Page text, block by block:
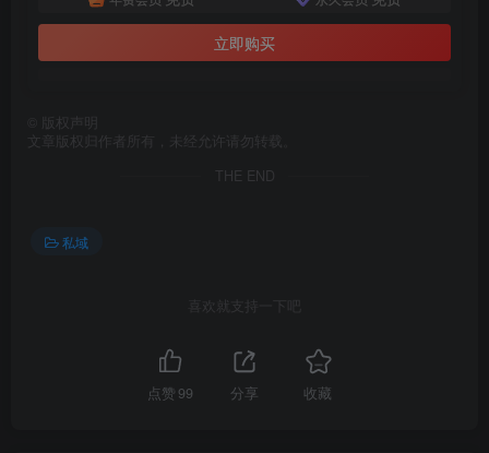
立即购买
版权声明
文章版权归作者所有，未经允许请勿转载。
THE END
私域
喜欢就支持一下吧
点赞 99 分享 收藏